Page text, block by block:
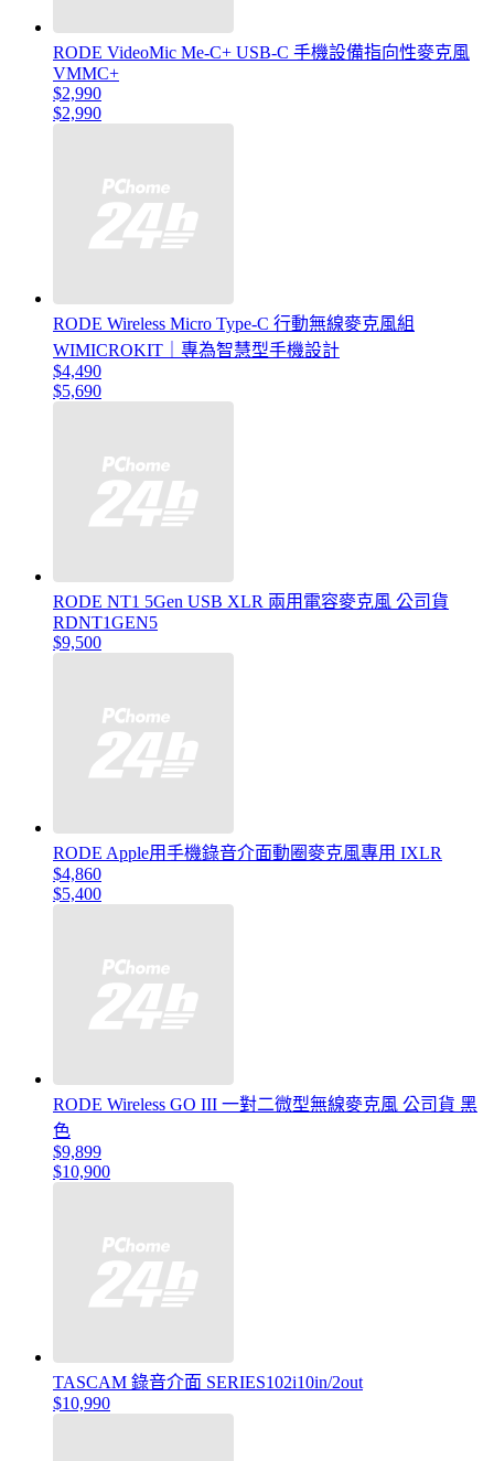
RODE VideoMic Me-C+ USB-C 手機設備指向性麥克風
VMMC+
$2,990
$2,990
RODE Wireless Micro Type-C 行動無線麥克風組
WIMICROKIT｜專為智慧型手機設計
$4,490
$5,690
RODE NT1 5Gen USB XLR 兩用電容麥克風 公司貨
RDNT1GEN5
$9,500
RODE Apple用手機錄音介面動圈麥克風專用 IXLR
$4,860
$5,400
RODE Wireless GO III 一對二微型無線麥克風 公司貨 黑
色
$9,899
$10,900
TASCAM 錄音介面 SERIES102i10in/2out
$10,990